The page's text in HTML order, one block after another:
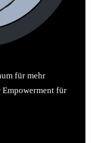
für mehr
für